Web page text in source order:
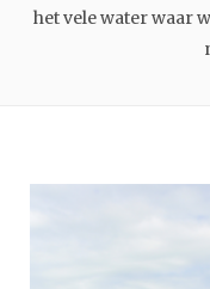
het vele water waar